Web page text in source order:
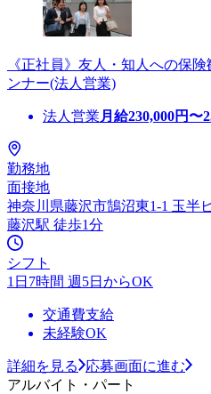
《正社員》友人・知人への保
ンナー(法人営業)
法人営業 月給230,000円〜
勤務地
面接地
神奈川県藤沢市鵠沼東1-1 玉半
藤沢駅 徒歩1分
シフト
1日7時間 週5日からOK
交通費支給
未経験OK
詳細を見る
応募画面に進む
アルバイト・パート